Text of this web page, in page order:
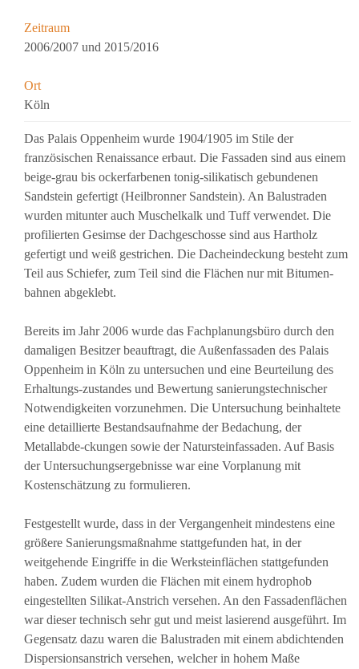
Zeitraum
2006/2007 und 2015/2016
Ort
Köln
Das Palais Oppenheim wurde 1904/1905 im Stile der
französischen Renaissance erbaut. Die Fassaden sind aus einem
beige-grau bis ockerfarbenen tonig-silikatisch gebundenen
Sandstein gefertigt (Heilbronner Sandstein). An Balustraden
wurden mitunter auch Muschelkalk und Tuff verwendet. Die
profilierten Gesimse der Dachgeschosse sind aus Hartholz
gefertigt und weiß gestrichen. Die Dacheindeckung besteht zum
Teil aus Schiefer, zum Teil sind die Flächen nur mit Bitumen-
bahnen abgeklebt.
Bereits im Jahr 2006 wurde das Fachplanungsbüro durch den
damaligen Besitzer beauftragt, die Außenfassaden des Palais
Oppenheim in Köln zu untersuchen und eine Beurteilung des
Erhaltungs-zustandes und Bewertung sanierungstechnischer
Notwendigkeiten vorzunehmen. Die Untersuchung beinhaltete
eine detaillierte Bestandsaufnahme der Bedachung, der
Metallabde-ckungen sowie der Natursteinfassaden. Auf Basis
der Untersuchungsergebnisse war eine Vorplanung mit
Kostenschätzung zu formulieren.
Festgestellt wurde, dass in der Vergangenheit mindestens eine
größere Sanierungsmaßnahme stattgefunden hat, in der
weitgehende Eingriffe in die Werksteinflächen stattgefunden
haben. Zudem wurden die Flächen mit einem hydrophob
eingestellten Silikat-Anstrich versehen. An den Fassadenflächen
war dieser technisch sehr gut und meist lasierend ausgeführt. Im
Gegensatz dazu waren die Balustraden mit einem abdichtenden
Dispersionsanstrich versehen, welcher in hohem Maße